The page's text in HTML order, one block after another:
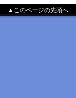
▲このページの先頭へ